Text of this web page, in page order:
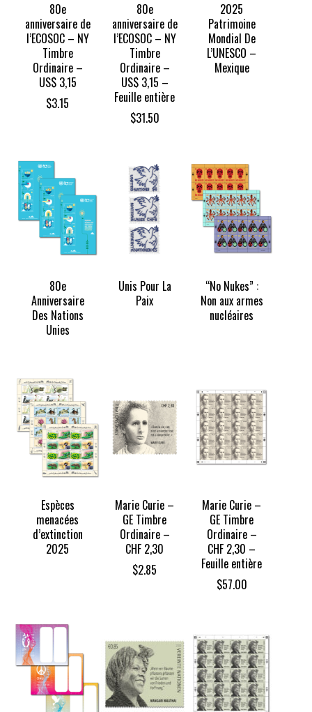
80e
anniversaire de
l’ECOSOC – NY
Timbre
Ordinaire –
US$ 3,15
$3.15
80e
anniversaire de
l’ECOSOC – NY
Timbre
Ordinaire –
US$ 3,15 –
Feuille entière
$31.50
2025
Patrimoine
Mondial De
L’UNESCO –
Mexique
80e
Anniversaire
Des Nations
Unies
Unis Pour La
Paix
“No Nukes” :
Non aux armes
nucléaires
Espèces
menacées
d’extinction
2025
Marie Curie –
GE Timbre
Ordinaire –
CHF 2,30
$2.85
Marie Curie –
GE Timbre
Ordinaire –
CHF 2,30 –
Feuille entière
$57.00